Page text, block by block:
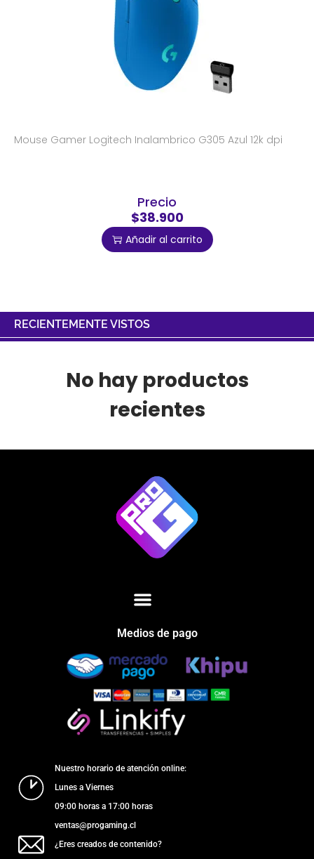
Mouse Gamer Logitech Inalambrico G305 Azul 12k dpi
Precio
$38.900
Añadir al carrito
RECIENTEMENTE VISTOS
No hay productos
recientes
Medios de pago
Nuestro horario de atención online:
Lunes a Viernes
09:00 horas a 17:00 horas
ventas@progaming.cl
¿Eres creados de contenido?